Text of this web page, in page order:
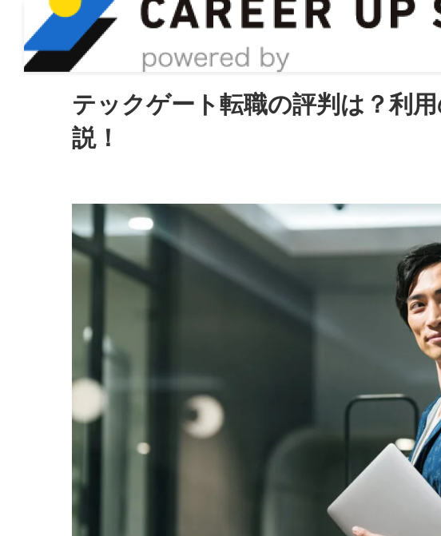
テックゲート転職の評判は？利
説！